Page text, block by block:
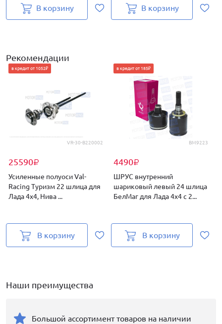
В корзину В корзину
Рекомендации
VR-30-B220002
25590₽
в кредит от 1052₽
Усиленные полуоси Val-
Racing Туризм 22 шлица для
Лада 4х4, Нива ...
В корзину
BM9223
4490₽
в кредит от 185₽
ШРУС внутренний
шариковый левый 24 шлица
БелМаг для Лада 4х4 с 2...
В корзину
Наши преимущества
Большой ассортимент товаров на наличии